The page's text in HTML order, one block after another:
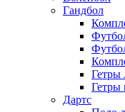
Гандбол
Гетры
Гетры
Дартс